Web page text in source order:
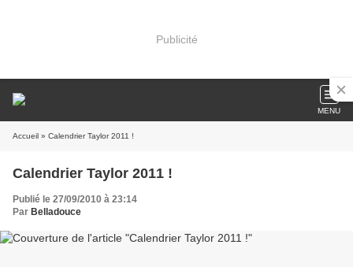
Publicité
MENU
Accueil » Calendrier Taylor 2011 !
Calendrier Taylor 2011 !
Publié le 27/09/2010 à 23:14
Par Belladouce